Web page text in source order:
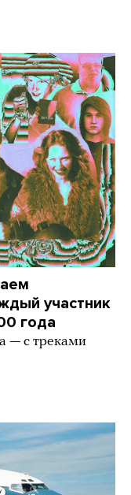
участник
года
— с треками